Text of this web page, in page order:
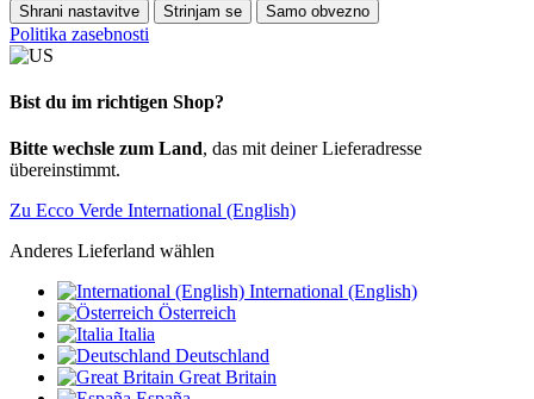
Shrani nastavitve Strinjam se Samo obvezno
Politika zasebnosti
Bist du im richtigen Shop?
Bitte wechsle zum Land, das mit deiner Lieferadresse
übereinstimmt.
Zu Ecco Verde International (English)
Anderes Lieferland wählen
International (English)
Österreich
Italia
Deutschland
Great Britain